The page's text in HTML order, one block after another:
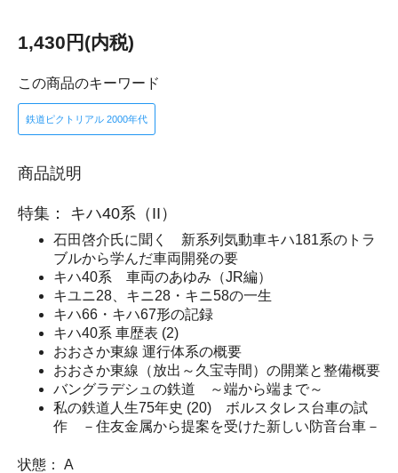
1,430円(内税)
この商品のキーワード
鉄道ピクトリアル 2000年代
商品説明
特集： キハ40系（II）
石田啓介氏に聞く 新系列気動車キハ181系のトラ
ブルから学んだ車両開発の要
キハ40系 車両のあゆみ（JR編）
キユニ28、キニ28・キニ58の一生
キハ66・キハ67形の記録
キハ40系 車歴表 (2)
おおさか東線 運行体系の概要
おおさか東線（放出～久宝寺間）の開業と整備概要
バングラデシュの鉄道 ～端から端まで～
私の鉄道人生75年史 (20) ボルスタレス台車の試
作 －住友金属から提案を受けた新しい防音台車－
状態： A